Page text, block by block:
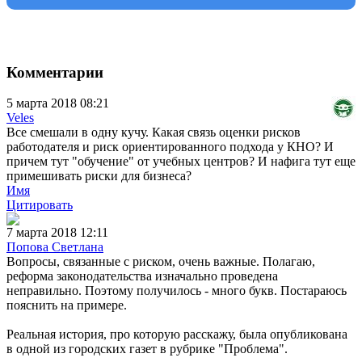
Комментарии
5 марта 2018 08:21
Veles
Все смешали в одну кучу. Какая связь оценки рисков
работодателя и риск ориентированного подхода у КНО? И
причем тут "обучение" от учебных центров? И нафига тут еще
примешивать риски для бизнеса?
Имя
Цитировать
7 марта 2018 12:11
Попова Светлана
Вопросы, связанные с риском, очень важные. Полагаю,
реформа законодательства изначально проведена
неправильно. Поэтому получилось - много букв. Постараюсь
пояснить на примере.
Реальная история, про которую расскажу, была опубликована
в одной из городских газет в рубрике "Проблема".